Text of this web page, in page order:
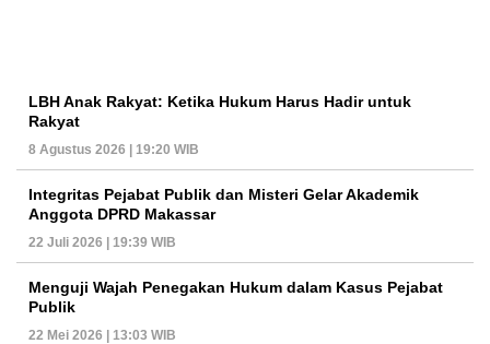
LBH Anak Rakyat: Ketika Hukum Harus Hadir untuk
Rakyat
8 Agustus 2026 | 19:20 WIB
Integritas Pejabat Publik dan Misteri Gelar Akademik
Anggota DPRD Makassar
22 Juli 2026 | 19:39 WIB
Menguji Wajah Penegakan Hukum dalam Kasus Pejabat
Publik
22 Mei 2026 | 13:03 WIB